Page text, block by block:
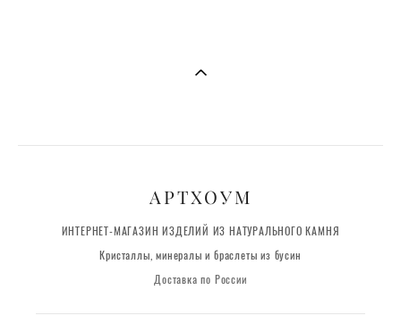
АРТХОУМ
ИНТЕРНЕТ-МАГАЗИН ИЗДЕЛИЙ ИЗ НАТУРАЛЬНОГО КАМНЯ
Кристаллы, минералы и браслеты из бусин
Доставка по России